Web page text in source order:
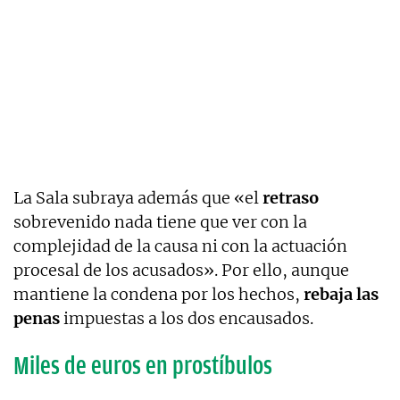
La Sala subraya además que «elretraso
sobrevenido nada tiene que ver con la
complejidad de la causa ni con la actuación
procesal de los acusados». Por ello, aunque
mantiene la condena por los hechos, rebaja las
penasimpuestas a los dos encausados.
Miles de euros en prostíbulos